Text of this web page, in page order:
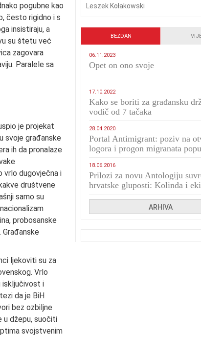
pogubne kao
često rigidno i s
insistiraju, a
su štetu već
zagovara
Paralele sa
je projekat
svoje građanske
ih da pronalaze
vrlo dugovječna i
društvene
samo su
probosanske
ljekoviti su za
Vrlo
isključivost i
da je BiH
bez ozbiljne
u džepu, suočiti
svojstvenim
Leszek Kołakowski
BEZDAN
06.11.2023
​Opet on ono svoje
17.10.2022
Kako se boriti za građansku
vodič od 7 tačaka
28.04.2020
Portal Antimigrant: poziv na
logora i progon migranata
18.06.2016
Prilozi za novu Antologiju
hrvatske gluposti: Kolinda i
ARHIVA